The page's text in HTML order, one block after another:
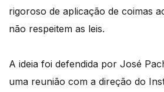
rigoroso de aplicação de coimas
não respeitem as leis.
A ideia foi defendida por José
uma reunião com a direção do